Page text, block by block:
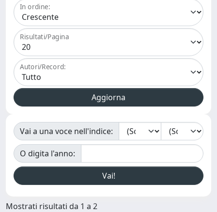
In ordine:
Risultati/Pagina
Autori/Record:
Vai a una voce nell'indice:
O digita l'anno:
Mostrati risultati da 1 a 2